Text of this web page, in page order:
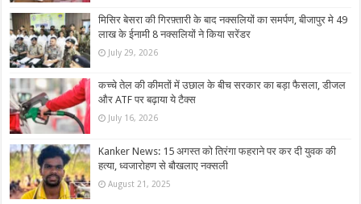
मिसिर बेसरा की गिरफ़्तारी के बाद नक्सलियों का समर्पण, बीजापुर मे 49
लाख के ईनामी 8 नक्सलियों ने किया सरेंडर
July 29, 2026
कच्चे तेल की कीमतों में उछाल के बीच सरकार का बड़ा फैसला, डीजल
और ATF पर बढ़ाया ये टैक्स
July 16, 2026
Kanker News: 15 अगस्त को तिरंगा फहराने पर कर दी युवक की
हत्या, ध्वजारोहण से बौखलाए नक्सली
August 21, 2025